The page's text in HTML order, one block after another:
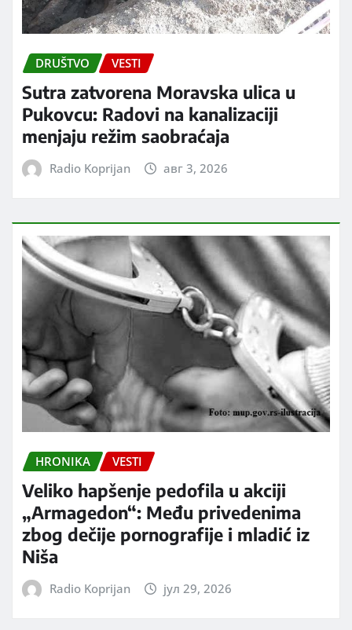
DRUŠTVO VESTI
Sutra zatvorena Moravska ulica u
Pukovcu: Radovi na kanalizaciji
menjaju režim saobraćaja
Radio Koprijan авг 3, 2026
HRONIKA VESTI
Veliko hapšenje pedofila u akciji
„Armagedon“: Među privedenima
zbog dečije pornografije i mladić iz
Niša
Radio Koprijan јул 29, 2026